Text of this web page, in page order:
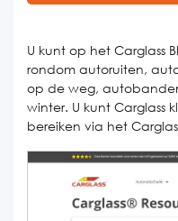
U kunt op het Carglass
rondom autoruiten,
op de weg,
winter. U kunt Carglass
bereiken via het